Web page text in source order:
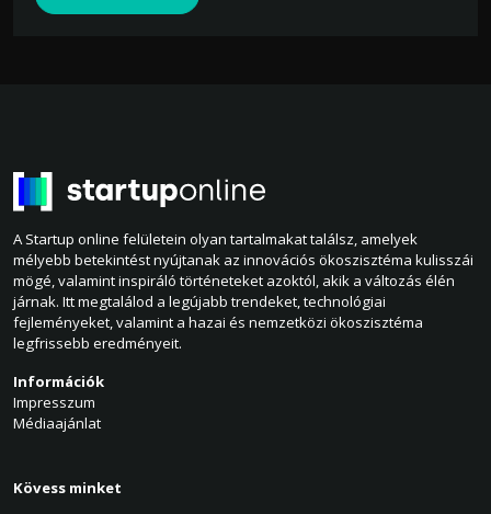
A Startup online felületein olyan tartalmakat találsz, amelyek
mélyebb betekintést nyújtanak az innovációs ökoszisztéma kulisszái
mögé, valamint inspiráló történeteket azoktól, akik a változás élén
járnak. Itt megtalálod a legújabb trendeket, technológiai
fejleményeket, valamint a hazai és nemzetközi ökoszisztéma
legfrissebb eredményeit.
Információk
Impresszum
Médiaajánlat
Kövess minket